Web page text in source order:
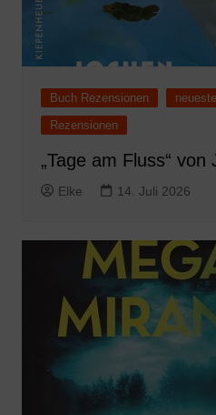
Buch Rezensionen
Rezensionen
„Tage am Fluss“
Elke 14. Juli 2026